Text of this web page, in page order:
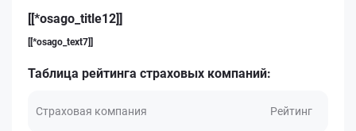
[[*osago_title12]]
[[*osago_text7]]
Таблица рейтинга страховых компаний:
Страховая компания Рейтинг